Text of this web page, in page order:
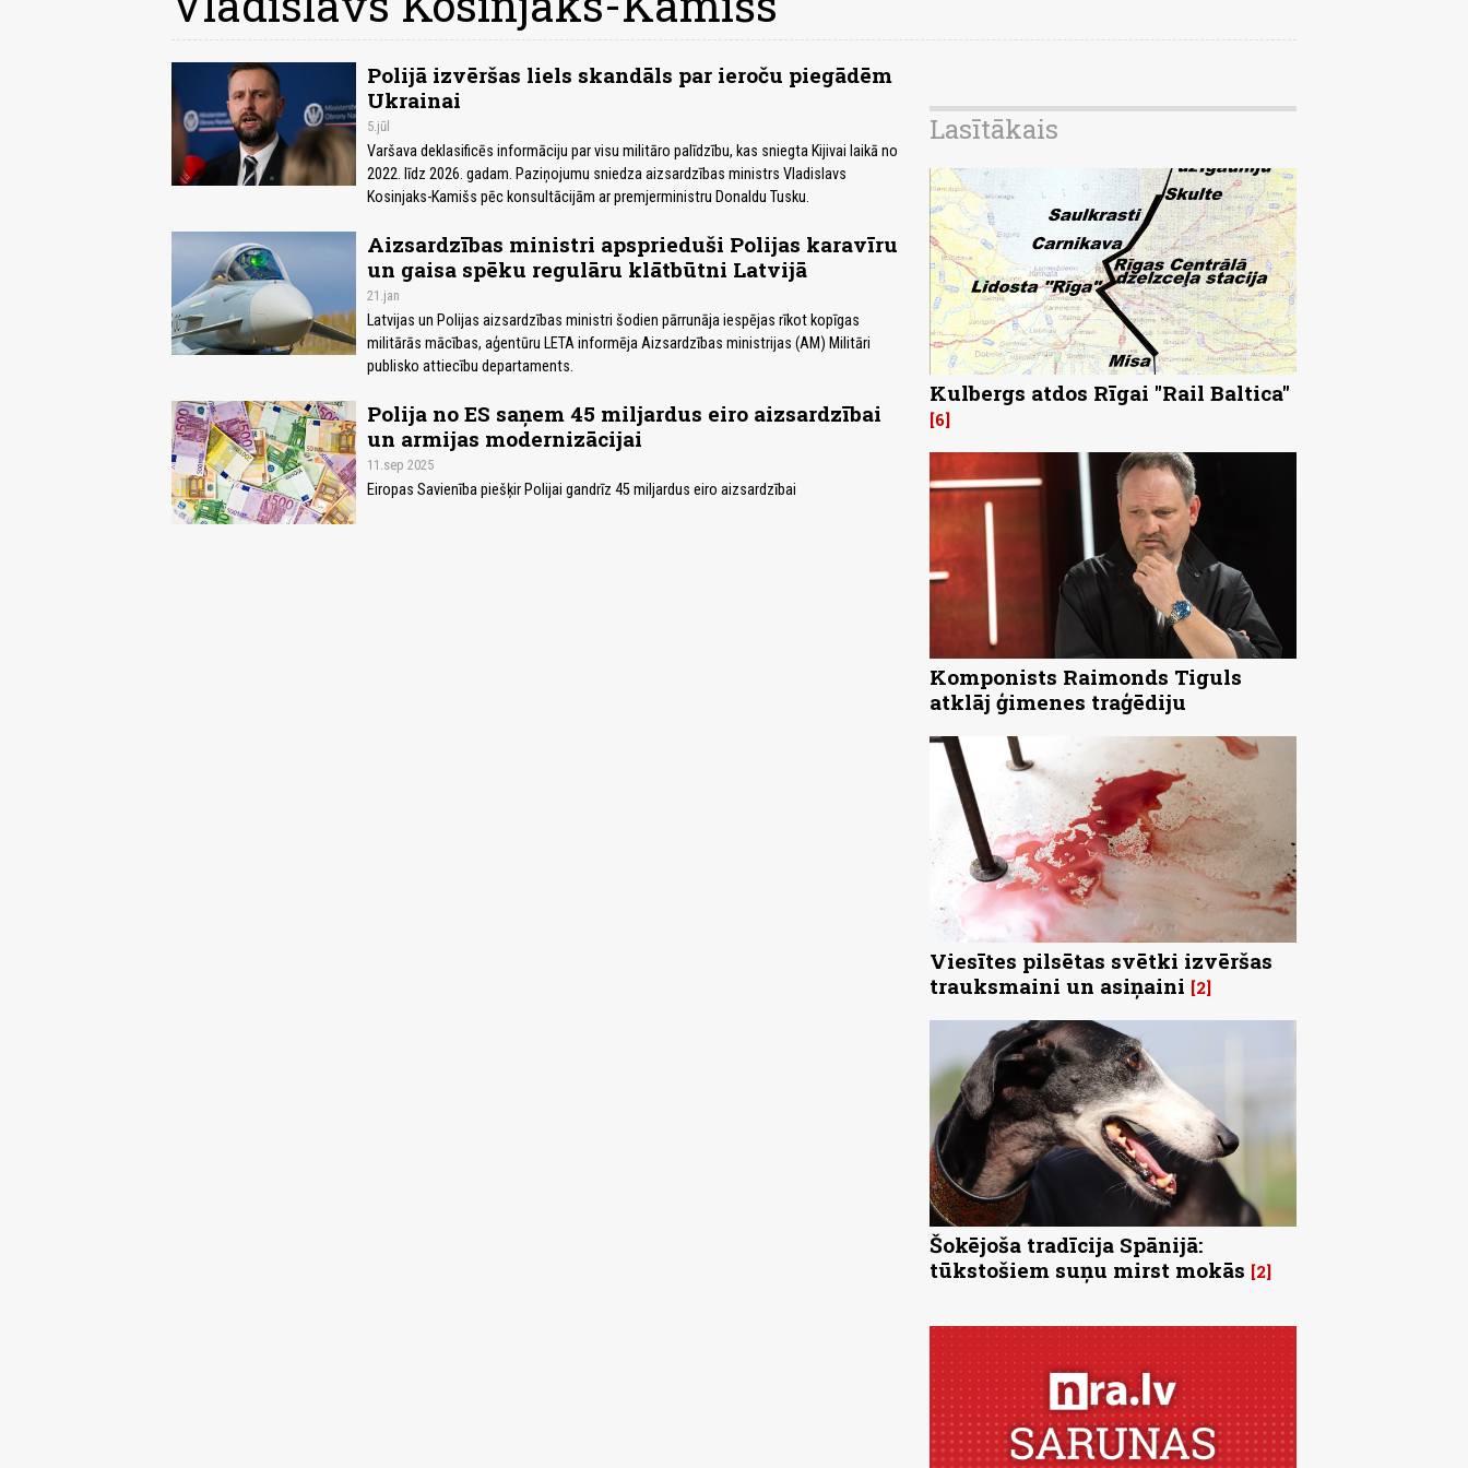
Polijā izvēršas liels skandāls par ieroču piegādēm
Ukrainai
5.jūl
Varšava deklasificēs informāciju par visu militāro palīdzību, kas sniegta Kijivai laikā no
2022. līdz 2026. gadam. Paziņojumu sniedza aizsardzības ministrs Vladislavs
Kosinjaks-Kamišs pēc konsultācijām ar premjerministru Donaldu Tusku.
Aizsardzības ministri apsprieduši Polijas karavīru
un gaisa spēku regulāru klātbūtni Latvijā
21.jan
Latvijas un Polijas aizsardzības ministri šodien pārrunāja iespējas rīkot kopīgas
militārās mācības, aģentūru LETA informēja Aizsardzības ministrijas (AM) Militāri
publisko attiecību departaments.
Polija no ES saņem 45 miljardus eiro aizsardzībai
un armijas modernizācijai
11.sep 2025
Eiropas Savienība piešķir Polijai gandrīz 45 miljardus eiro aizsardzībai
Lasītākais
Kulbergs atdos Rīgai "Rail Baltica"
6
Komponists Raimonds Tiguls
atklāj ģimenes traģēdiju
Viesītes pilsētas svētki izvēršas
trauksmaini un asiņaini 2
Šokējoša tradīcija Spānijā:
tūkstošiem suņu mirst mokās 2